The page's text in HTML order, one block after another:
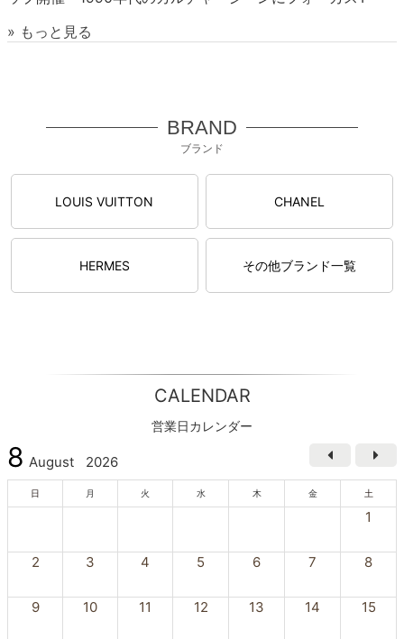
» もっと見る
BRAND
ブランド
LOUIS VUITTON CHANEL
HERMES その他ブランド一覧
CALENDAR
営業日カレンダー
8 August 2026
日 月 火 水 木 金 土
1
2 3 4 5 6 7 8
9 10 11 12 13 14 15